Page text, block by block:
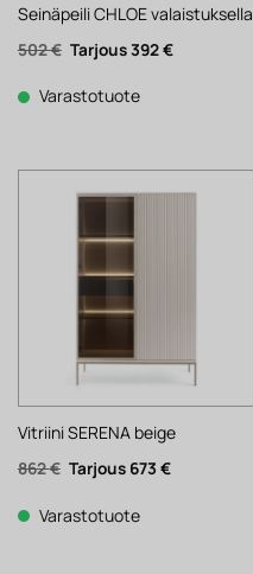
Seinäpeili CHLOE valaistuksella
502€ Alkuperäinen
hinta
502 €.
392€Nykyinen
Varastotuote
Vitriini SERENA beige
862€ Alkuperäinen
hinta
862 €.
673 €Nykyinen
Varastotuote